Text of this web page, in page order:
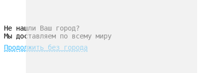
Не нашли Ваш город?
Мы доставляем по всему миру
Продолжить без города